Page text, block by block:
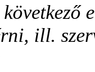
ill.